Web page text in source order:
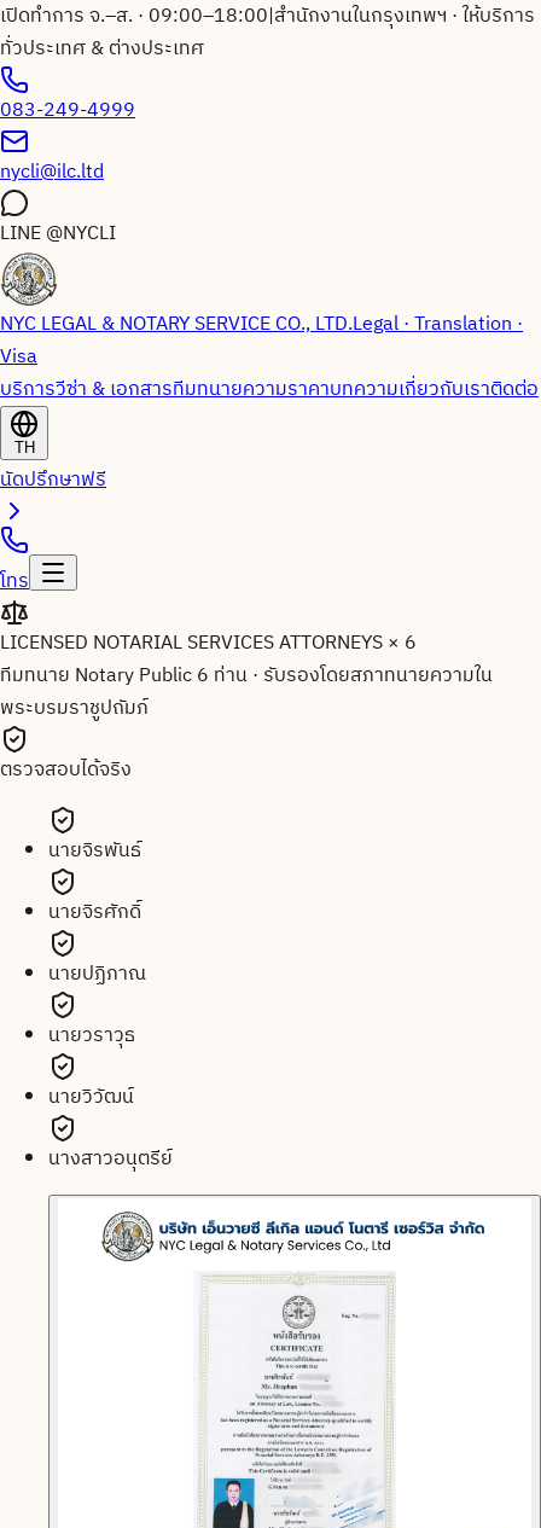
เปิดทำการ จ.–ส. · 09:00–18:00|สำนักงานในกรุงเทพฯ · ให้บริการ
ทั่วประเทศ & ต่างประเทศ
083-249-4999
nycli@ilc.ltd
LINE@NYCLI
NYC LEGAL & NOTARY SERVICE CO., LTD.Legal · Translation ·
Visa
บริการวีซ่า & เอกสารทีมทนายความราคาบทความเกี่ยวกับเราติดต่อ
TH
นัดปรึกษาฟรี
โทร
LICENSED NOTARIAL SERVICES ATTORNEYS × 6
ทีมทนาย Notary Public 6 ท่าน· รับรองโดยสภาทนายความใน
พระบรมราชูปถัมภ์
ตรวจสอบได้จริง
นายจิรพันธ์
นายจิรศักดิ์
นายปฏิภาณ
นายวราวุธ
นายวิวัฒน์
นางสาวอนุตรีย์